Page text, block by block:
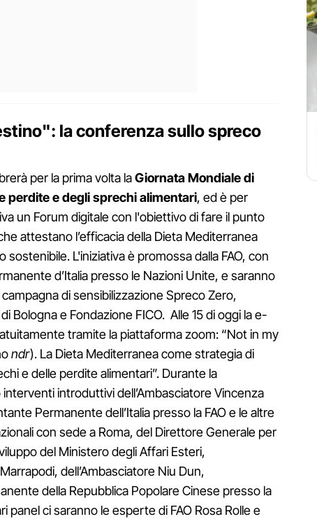
la conferenza sullo spreco
per la prima volta laGiornata Mondiale di
perdite e degli sprechi alimentari, ed è per
un Forum digitale con l'obiettivo di fare il punto
attestano l’efficacia della Dieta Mediterranea
sostenibile. L'iniziativa è promossa dalla FAO, con
d’Italia presso le Nazioni Unite, e saranno
di sensibilizzazione Spreco Zero,
Bologna e Fondazione FICO. Alle 15 di oggi la e-
tramite la piattaforma zoom: “Not in my
ndr). La Dieta Mediterranea come strategia di
e delle perdite alimentari”. Durante la
introduttivi dell’Ambasciatore Vincenza
Permanente dell’Italia presso la FAO e le altre
con sede a Roma, del Direttore Generale per
del Ministero degli Affari Esteri,
dell’Ambasciatore Niu Dun,
della Repubblica Popolare Cinese presso la
panel ci saranno le esperte di FAO Rosa Rolle e